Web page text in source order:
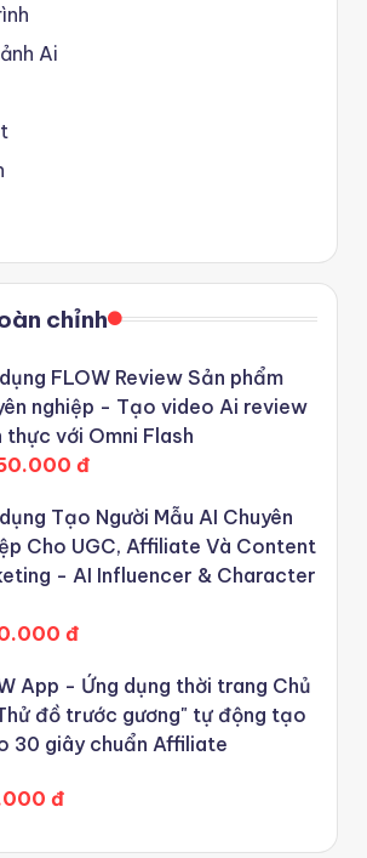
Ai
chỉnh
FLOW Review Sản phẩm
nghiệp - Tạo video Ai review
thực với Omni Flash
đ
Tạo Người Mẫu AI Chuyên
Cho UGC, Affiliate Và Content
- AI Influencer & Character
đ
App - Ứng dụng thời trang Chủ
đồ trước gương" tự động tạo
30 giây chuẩn Affiliate
đ